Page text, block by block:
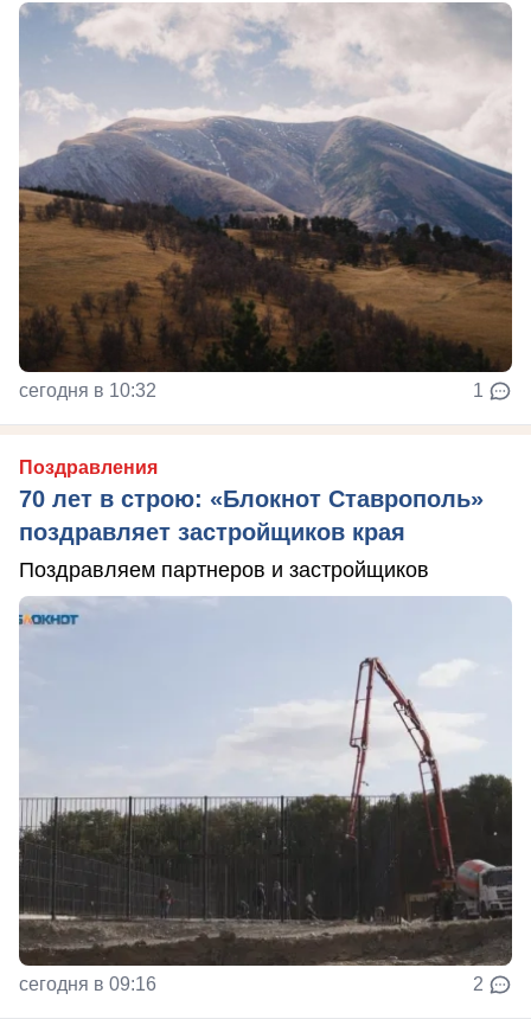
сегодня в 10:32 1
Поздравления
70 лет в строю: «Блокнот Ставрополь»
поздравляет застройщиков края
Поздравляем партнеров и застройщиков
сегодня в 09:16 2